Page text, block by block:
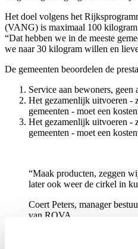
Het doel volgens het
(VANG) is maximaal 100
“Dat hebben we in de meeste
we naar 30 kilogram willen en
De gemeenten beoordelen de
Service aan bewoners,
Het gezamenlijk uitvoeren -
gemeenten - moet een
Het gezamenlijk uitvoeren -
gemeenten - moet een
“Maak producten, zeggen
later ook weer de cirkel in
Coert Peters, manager
van ROVA
Grote successen in